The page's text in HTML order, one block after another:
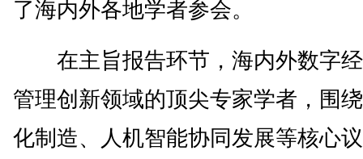
了海内外各地学者参会。
在主旨报告环节，海内外数字
管理创新领域的顶尖专家学者，围
化制造、人机智能协同发展等核心